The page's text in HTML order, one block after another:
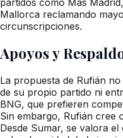
Mallorca reclamando
circunscripciones.
Apoyos y
La propuesta de Rufián
de su propio partido ni
BNG, que prefieren
Sin embargo, Rufián cree
Desde Sumar, se valora